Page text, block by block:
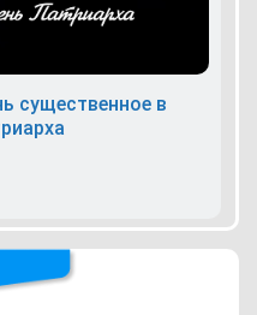
существенное в